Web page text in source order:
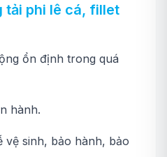
tải phi lê cá, fillet
ổn định trong quá
hành.
vệ sinh, bảo hành, bảo